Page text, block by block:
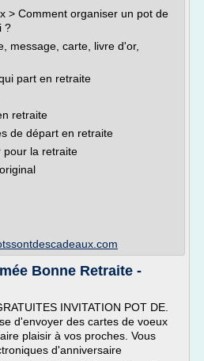
> Comment organiser un pot de
?
message, carte, livre d'or,
part en retraite
retraite
de départ en retraite
pour la retraite
Bonne Retraite -
INVITATION POT DE.
d'envoyer des cartes de voeux
plaisir à vos proches. Vous
d'anniversaire